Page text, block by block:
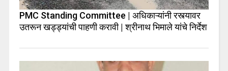
PMC Standing Committee | अधिकाऱ्यांनी रस्त्यावर
उतरून खड्ड्यांची पाहणी करावी | श्रीनाथ भिमाले यांचे निर्देश